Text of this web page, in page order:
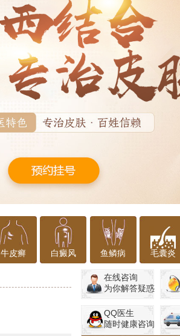
牛皮癣 白癜风 鱼鳞病 毛囊炎
在线咨询
为你解答疑惑
QQ医生
随时健康咨询